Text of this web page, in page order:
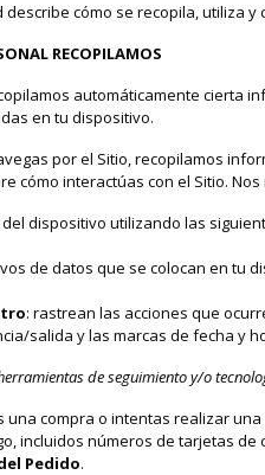
describe cómo se recopila, utiliza
RECOPILAMOS
automáticamente cierta
en tu dispositivo.
por el Sitio, recopilamos
cómo interactúas con el Sitio.
dispositivo utilizando las
de datos que se colocan en tu
: rastrean las acciones que
salida y las marcas de fecha y
de seguimiento y/o
una compra o intentas realizar
incluidos números de tarjetas de
Pedido.